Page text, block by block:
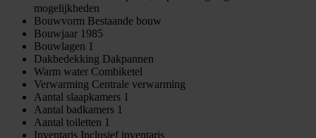
mogelijkheden
Bouwvorm Bestaande bouw
Bouwjaar 1985
Bouwlagen 1
Dakbedekking Dakpannen
Warm water Combiketel
Verwarming Centrale verwarming
Aantal slaapkamers 1
Aantal badkamers 1
Aantal toiletten 1
Inventaris Inclusief inventaris